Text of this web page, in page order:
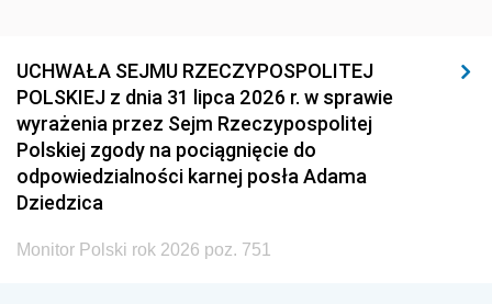
UCHWAŁA SEJMU RZECZYPOSPOLITEJ
POLSKIEJ z dnia 31 lipca 2026 r. w sprawie
wyrażenia przez Sejm Rzeczypospolitej
Polskiej zgody na pociągnięcie do
odpowiedzialności karnej posła Adama
Dziedzica
Monitor Polski rok 2026 poz. 751